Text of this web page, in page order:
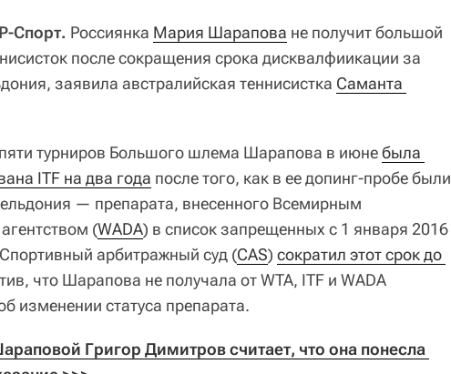
Спорт. Россиянка Мария Шарапова не получит большой
после сокращения срока дисквалфиикации за
заявила австралийская теннисистка Саманта
турниров Большого шлема Шарапова в июнебыла
ITF на два года после того, как в ее допинг-пробе были
— препарата, внесенного Всемирным
(WADA) в список запрещенных с 1 января 2016
арбитражный суд (CAS) сократил этот срок до
что Шарапова не получала от WTA, ITF и WADA
изменении статуса препарата.
Григор Димитров считает, что она понесла